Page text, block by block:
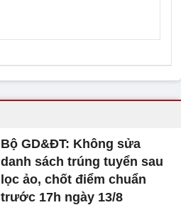
Bộ GD&ĐT: Không sửa
danh sách trúng tuyển sau
lọc ảo, chốt điểm chuẩn
trước 17h ngày 13/8